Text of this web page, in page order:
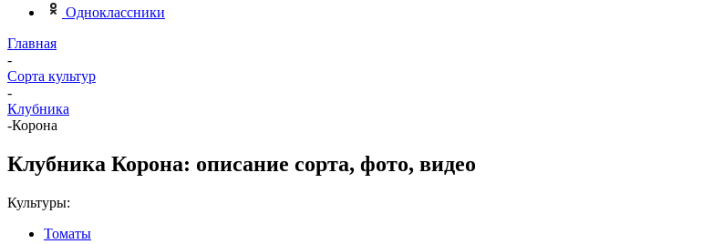
Одноклассники
Главная
-
Сорта культур
-
Клубника
-Корона
Клубника Корона: описание сорта, фото, видео
Культуры:
Томаты